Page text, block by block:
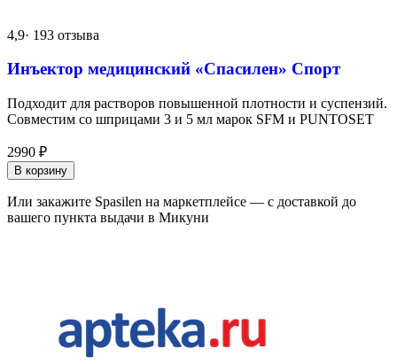
4,9· 193 отзыва
Инъектор медицинский «Спасилен» Спорт
Подходит для растворов повышенной плотности и суспензий.
Совместим со шприцами 3 и 5 мл марок SFM и PUNTOSET
2990 ₽
В корзину
Или закажите Spasilen на маркетплейсе — с доставкой до
вашего пункта выдачи в Микуни